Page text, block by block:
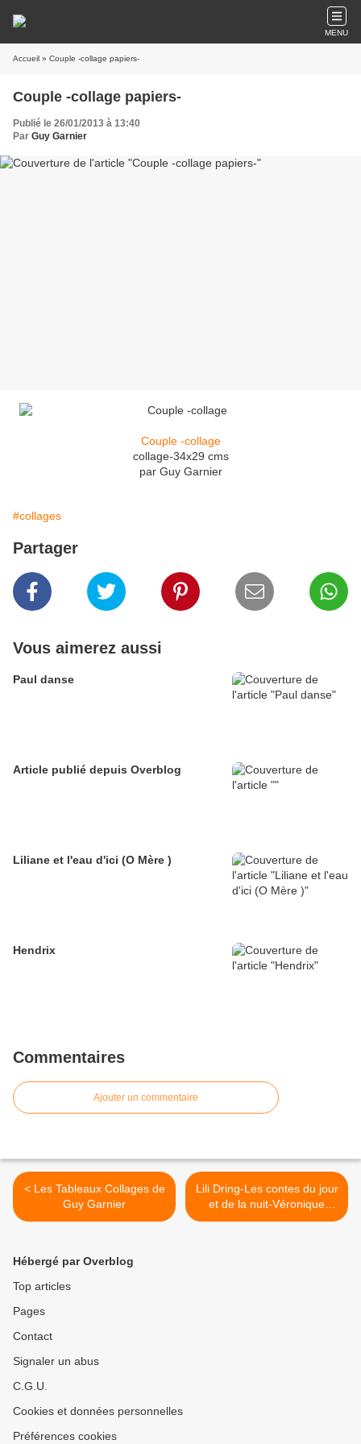
MENU
Accueil » Couple -collage papiers-
Couple -collage papiers-
Publié le 26/01/2013 à 13:40
Par Guy Garnier
Couple -collage
collage-34x29 cms
par Guy Garnier
#collages
Partager
Vous aimerez aussi
Paul danse
Article publié depuis Overblog
Liliane et l'eau d'ici (O Mère )
Hendrix
Commentaires
Ajouter un commentaire
< Les Tableaux Collages de
Guy Garnier
Lili Dring-Les contes du jour
et de la nuit-Véronique
Sauger >
Hébergé par Overblog
Top articles
Pages
Contact
Signaler un abus
C.G.U.
Cookies et données personnelles
Préférences cookies